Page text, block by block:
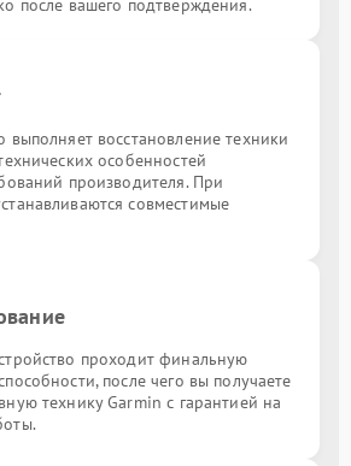
после вашего подтверждения.
выполняет восстановление техники
особенностей
производителя. При
совместимые
проходит финальную
после чего вы получаете
технику Garmin с гарантией на